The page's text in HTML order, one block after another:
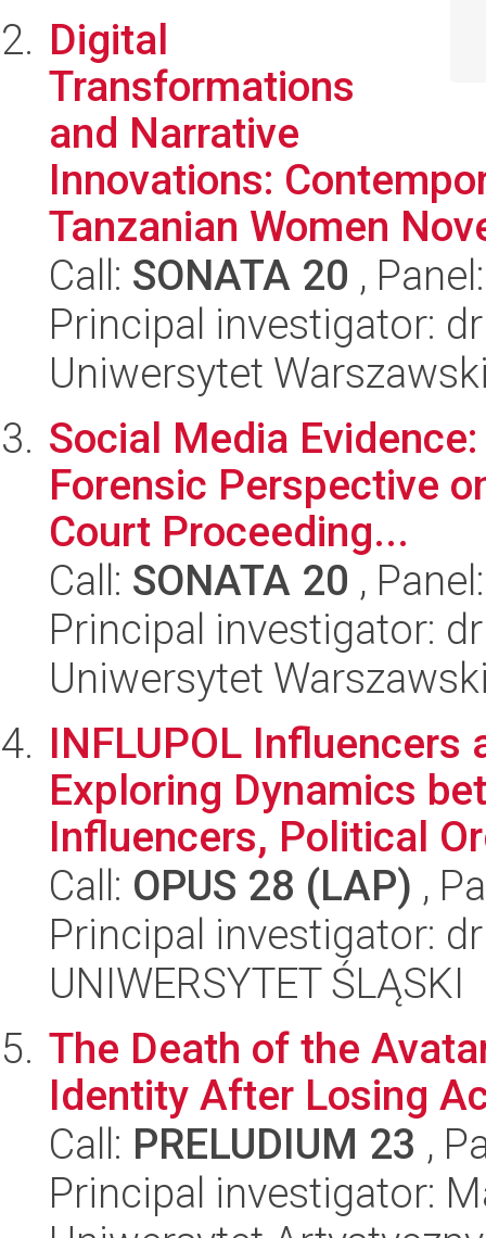
Digital
Transformations
and Narrative
Innovations:
Tanzanian Women
Call: SONATA 20 ,
Principal investigator:
Uniwersytet
Social Media
Forensic Perspective
Court Proceeding...
Call: SONATA 20 ,
Principal investigator:
Uniwersytet
INFLUPOL
Exploring Dynamics
Influencers, Political
Call: OPUS 28 (LAP) ,
Principal investigator:
UNIWERSYTET ŚLĄSKI
The Death of the
Identity After Losing
Call: PRELUDIUM 23 ,
Principal investigator: